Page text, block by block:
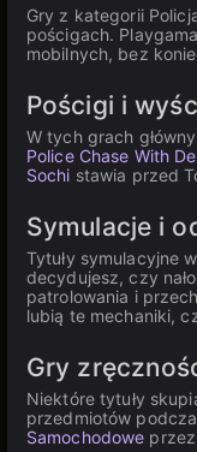
Gry z kategorii
pościgach.
mobilnych, bez
Pościgi i
W tych grach
Police Chase With
Sochi stawia przed
Symulacje i
Tytuły symulacyjne
decydujesz, czy
patrolowania i
lubią te mechaniki,
Gry
Niektóre tytuły
przedmiotów
Samochodowe